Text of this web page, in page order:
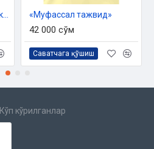
«Муфассал тажвид»
42 000 сўм
Саватчага қўшиш
Кўп кўрилганлар